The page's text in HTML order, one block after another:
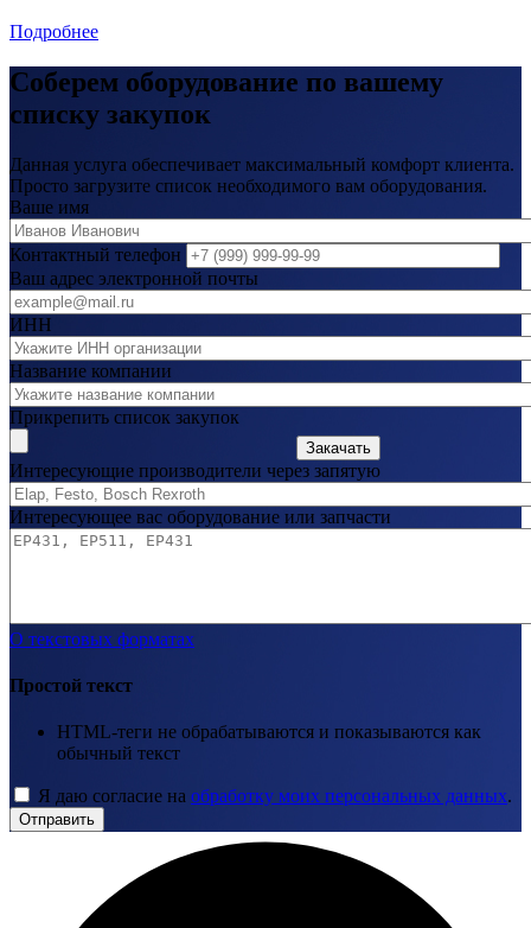
Подробнее
Соберем оборудование по вашему
списку закупок
Данная услуга обеспечивает максимальный комфорт клиента.
Просто загрузите список необходимого вам оборудования.
Ваше имя
Контактный телефон
Ваш адрес электронной почты
ИНН
Название компании
Прикрепить список закупок
Закачать
Интересующие производители через запятую
Интересующее вас оборудование или запчасти
О текстовых форматах
Простой текст
HTML-теги не обрабатываются и показываются как
обычный текст
Я даю согласие на обработку моих персональных данных.
Отправить